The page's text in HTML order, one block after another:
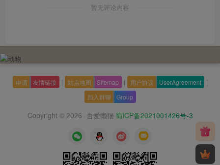
暂无评论内容
申请 友情链接 | 站点地图 Sitemap | 用户协议 UserAgreement |
加入群聊 Group
Copyright © 2026 · 吾爱懒猫 蜀ICP备2021001426号-3